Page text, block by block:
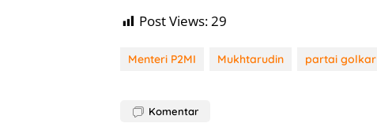
Post Views:29
Menteri P2MI Mukhtarudin partai golkar
Komentar